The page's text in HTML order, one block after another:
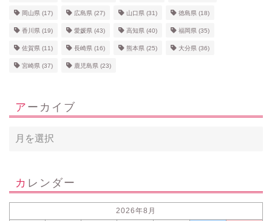
岡山県 (17) 広島県 (27) 山口県 (31) 徳島県 (18)
香川県 (19) 愛媛県 (43) 高知県 (40) 福岡県 (35)
佐賀県 (11) 長崎県 (16) 熊本県 (25) 大分県 (36)
宮崎県 (37) 鹿児島県 (23)
アーカイブ
カレンダー
2026年8月